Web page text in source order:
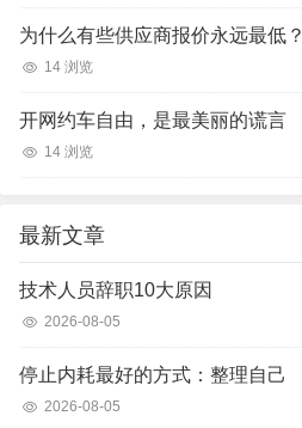
为什么有些供应商报价永远最低？
14 浏览
开网约车自由，是最美丽的谎言
14 浏览
最新文章
技术人员辞职10大原因
2026-08-05
停止内耗最好的方式：整理自己
2026-08-05